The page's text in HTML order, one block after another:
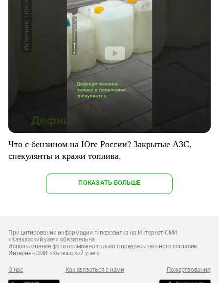
Что с бензином на Юге России? Закрытые АЗС,
спекулянты и кражи топлива.
ПОКАЗАТЬ БОЛЬШЕ
При цитировании информации гиперссылка на Интернет-СМИ
«Кавказский узел» обязательна
Использование фото возможно только с предварительного согласия
Интернет-СМИ «Кавказский узел»
О нас Как связаться с нами Пожертвования